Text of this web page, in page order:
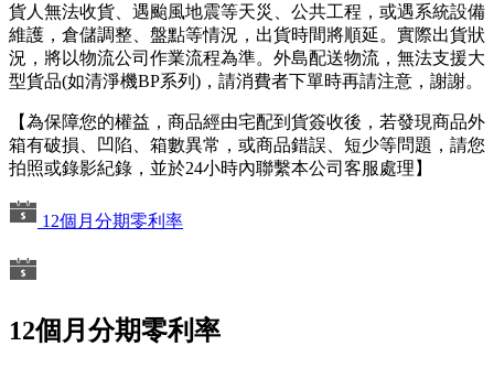
貨人無法收貨、遇颱風地震等天災、公共工程，或遇系統設備
維護，倉儲調整、盤點等情況，出貨時間將順延。實際出貨狀
況，將以物流公司作業流程為準。外島配送物流，無法支援大
型貨品(如清淨機BP系列)，請消費者下單時再請注意，謝謝。
【為保障您的權益，商品經由宅配到貨簽收後，若發現商品外
箱有破損、凹陷、箱數異常，或商品錯誤、短少等問題，請您
拍照或錄影紀錄，並於24小時內聯繫本公司客服處理】
12個月分期零利率
12個月分期零利率